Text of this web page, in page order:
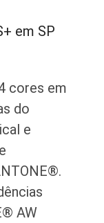
em SP
cores em
do
e
AW